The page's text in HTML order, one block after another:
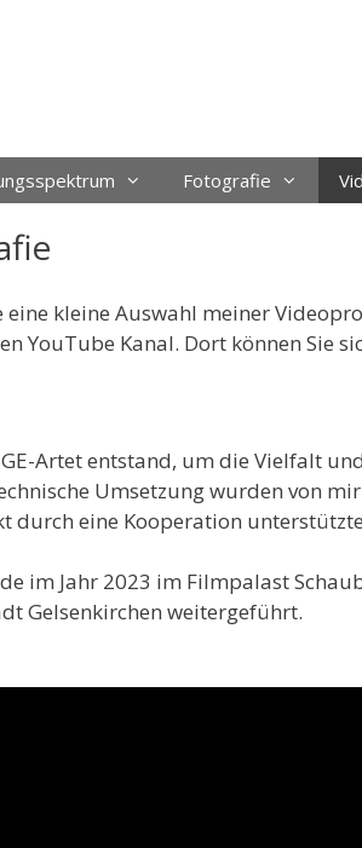
Fotografie
eine kleine Auswahl meiner
YouTube Kanal. Dort können Sie
Artet entstand, um die Vielfalt
Umsetzung wurden von
durch eine Kooperation
im Jahr 2023 im Filmpalast
Gelsenkirchen weitergeführt.